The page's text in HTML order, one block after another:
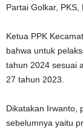
Partai Golkar, PKS,
Ketua PPK
bahwa untuk
tahun 2024 sesuai
27 tahun 2023.
Dikatakan Irwanto,
sebelumnya yaitu